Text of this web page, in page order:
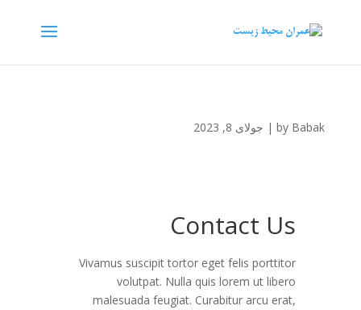
by Babak
| جولای 8, 2023
Contact Us
Vivamus suscipit tortor eget felis porttitor
volutpat. Nulla quis lorem ut libero
malesuada feugiat. Curabitur arcu erat,